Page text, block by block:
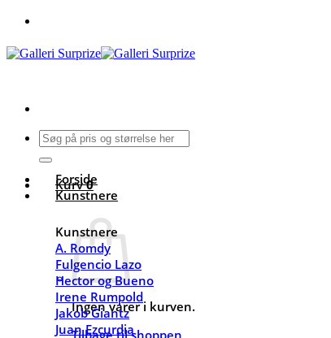
Fortsæt
indhold
Søg
Kurv0
Ingen varer i kurven.
Tilbage til shoppen
Forside
Kunstnere
Kunstnere
A. Romdy
Fulgencio Lazo
Hector og Bueno
Irene Rumpold
Jakob Giantz
Juan Ezcurdia